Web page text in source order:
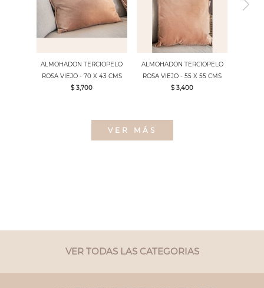
ALMOHADON TERCIOPELO
ROSA VIEJO - 70 X 43 CMS
$ 3,700
ALMOHADON TERCIOPELO
ROSA VIEJO - 55 X 55 CMS
$ 3,400
VER MÁS
VER TODAS LAS CATEGORIAS